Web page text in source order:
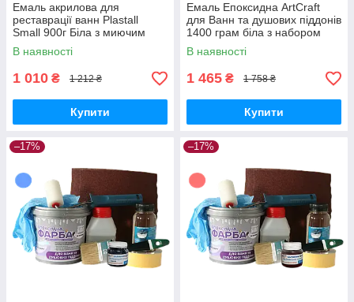
Емаль акрилова для
реставрації ванн Plastall
Small 900г Біла з миючим
засобом Пластол
В наявності
1 010 ₴ 1 212 ₴
Купити
Емаль Епоксидна ArtCraft
для Ванн та душових піддонів
1400 грам біла з набором
для реставрації ванн
В наявності
1 465 ₴ 1 758 ₴
Купити
–17% –17%